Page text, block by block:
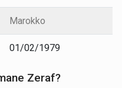
Marokko
01/02/1979
Zeraf?